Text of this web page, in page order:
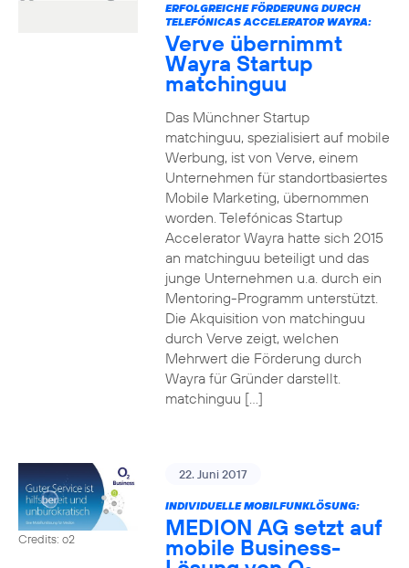
ERFOLGREICHE FÖRDERUNG DURCH
TELEFÓNICAS ACCELERATOR WAYRA:
Verve übernimmt
Wayra Startup
matchinguu
Das Münchner Startup
matchinguu, spezialisiert auf mobile
Werbung, ist von Verve, einem
Unternehmen für standortbasiertes
Mobile Marketing, übernommen
worden. Telefónicas Startup
Accelerator Wayra hatte sich 2015
an matchinguu beteiligt und das
junge Unternehmen u.a. durch ein
Mentoring-Programm unterstützt.
Die Akquisition von matchinguu
durch Verve zeigt, welchen
Mehrwert die Förderung durch
Wayra für Gründer darstellt.
matchinguu […]
Credits: o2
22. Juni 2017
INDIVIDUELLE MOBILFUNKLÖSUNG:
MEDION AG setzt auf
mobile Business-